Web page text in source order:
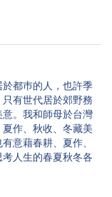
都巿的人，也許季
有世代居於郊野務
。我和師母於台灣
作、秋收、冬藏美
意藉春耕、夏作、
人生的春夏秋冬各